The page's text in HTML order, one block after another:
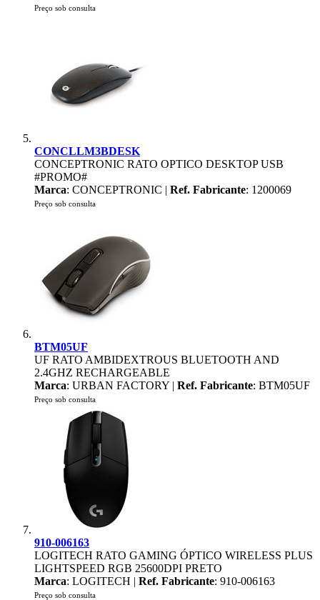
Preço sob consulta
CONCLLM3BDESK
CONCEPTRONIC RATO OPTICO DESKTOP USB
#PROMO#
Marca: CONCEPTRONIC | Ref. Fabricante: 1200069
Preço sob consulta
BTM05UF
UF RATO AMBIDEXTROUS BLUETOOTH AND
2.4GHZ RECHARGEABLE
Marca: URBAN FACTORY | Ref. Fabricante: BTM05UF
Preço sob consulta
910-006163
LOGITECH RATO GAMING ÓPTICO WIRELESS PLUS
LIGHTSPEED RGB 25600DPI PRETO
Marca: LOGITECH | Ref. Fabricante: 910-006163
Preço sob consulta